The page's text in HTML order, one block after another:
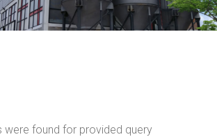
were found for provided query